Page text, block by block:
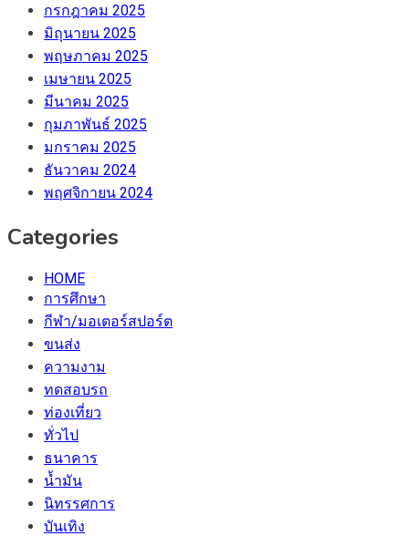
กรกฎาคม 2025
มิถุนายน 2025
พฤษภาคม 2025
เมษายน 2025
มีนาคม 2025
กุมภาพันธ์ 2025
มกราคม 2025
ธันวาคม 2024
พฤศจิกายน 2024
Categories
HOME
การศึกษา
กีฬา/มอเตอร์สปอร์ต
ขนส่ง
ความงาม
ทดสอบรถ
ท่องเที่ยว
ทั่วไป
ธนาคาร
น้ำมัน
นิทรรศการ
บันเทิง